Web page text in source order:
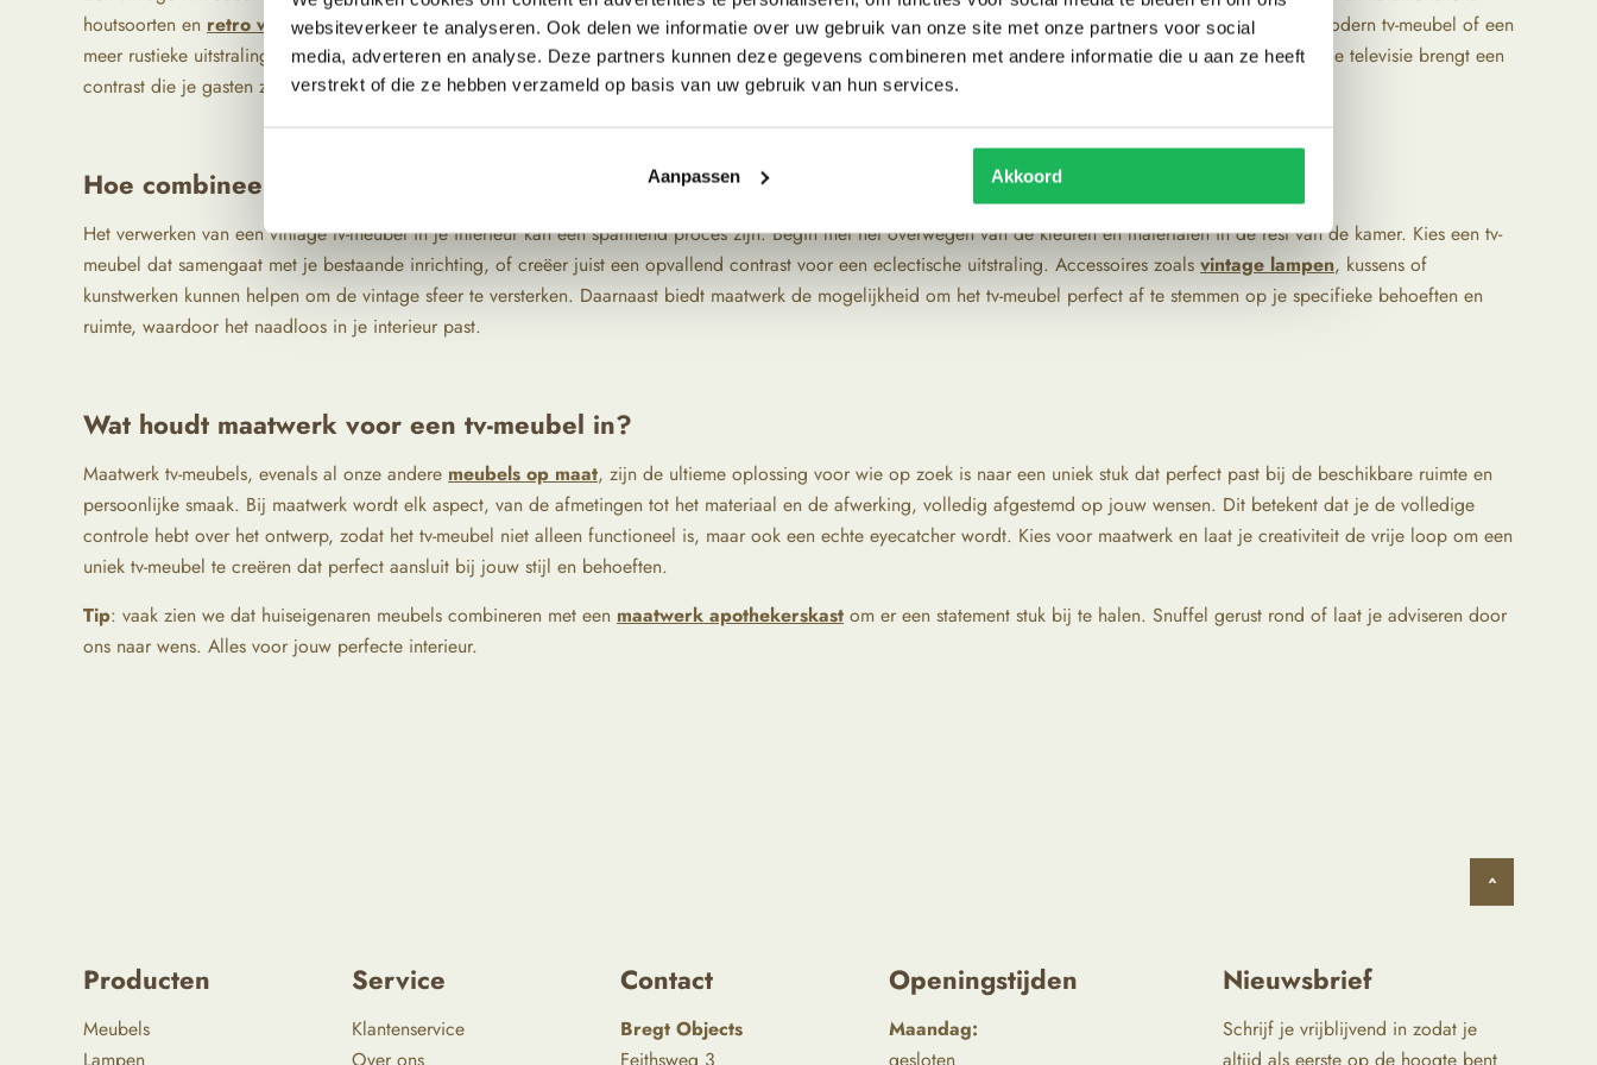
websiteverkeer te analyseren. Ook delen we informatie over uw gebruik van onze site met onze partners voor social
media, adverteren en analyse. Deze partners kunnen deze gegevens combineren met andere informatie die u aan ze heeft
verstrekt of die ze hebben verzameld op basis van uw gebruik van hun services.
Aanpassen Akkoord
houtsoorten en retro woonstijl,ontwerpen voegen ze een vleugje nostalgie toe rondom jouw moderne televisie. Of je nu kiest voor een strak mid-century modern tv-meubel of een
meer rustieke uitstraling, het brengt warmte en persoonlijkheid in je huis. Het contrast tussen de oude uitstraling van je meubel en een nieuwe uitstraling van je televisie brengt een
contrast die je gasten zeker zal opvallen. We houden persoonlijk erg van dit contrast!
Hoe combineer ik een tv-meubel (op maat) in mijn huidige interieur?
Het verwerken van een vintage tv-meubel in je interieur kan een spannend proces zijn. Begin met het overwegen van de kleuren en materialen in de rest van de kamer. Kies een tv-
meubel dat samengaat met je bestaande inrichting, of creëer juist een opvallend contrast voor een eclectische uitstraling. Accessoires zoals vintage lampen, kussens of
kunstwerken kunnen helpen om de vintage sfeer te versterken. Daarnaast biedt maatwerk de mogelijkheid om het tv-meubel perfect af te stemmen op je specifieke behoeften en
ruimte, waardoor het naadloos in je interieur past.
Wat houdt maatwerk voor een tv-meubel in?
Maatwerk tv-meubels, evenals al onze andere meubels op maat, zijn de ultieme oplossing voor wie op zoek is naar een uniek stuk dat perfect past bij de beschikbare ruimte en
persoonlijke smaak. Bij maatwerk wordt elk aspect, van de afmetingen tot het materiaal en de afwerking, volledig afgestemd op jouw wensen. Dit betekent dat je de volledige
controle hebt over het ontwerp, zodat het tv-meubel niet alleen functioneel is, maar ook een echte eyecatcher wordt. Kies voor maatwerk en laat je creativiteit de vrije loop om een
uniek tv-meubel te creëren dat perfect aansluit bij jouw stijl en behoeften.
Tip: vaak zien we dat huiseigenaren meubels combineren met een maatwerk apothekerskast om er een statement stuk bij te halen. Snuffel gerust rond of laat je adviseren door
ons naar wens. Alles voor jouw perfecte interieur.
^
Producten
Meubels
Service
Klantenservice
Contact
Bregt Objects
Openingstijden
Maandag:
Nieuwsbrief
Schrijf je vrijblijvend in zodat je